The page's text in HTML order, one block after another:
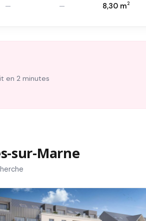
— — 8,30 m2
en 2 minutes
sur-Marne